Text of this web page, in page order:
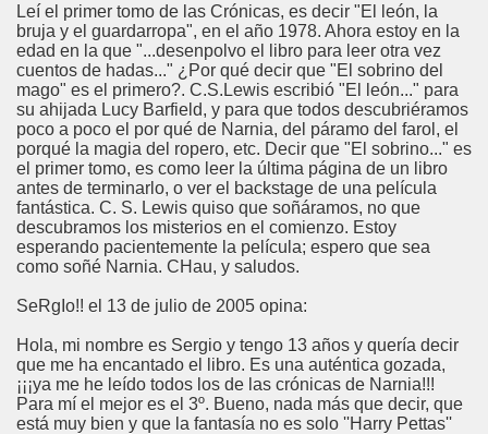
Leí el primer tomo de las Crónicas, es decir "El león, la
bruja y el guardarropa", en el año 1978. Ahora estoy en la
edad en la que "...desenpolvo el libro para leer otra vez
cuentos de hadas..." ¿Por qué decir que "El sobrino del
mago" es el primero?. C.S.Lewis escribió "El león..." para
su ahijada Lucy Barfield, y para que todos descubriéramos
poco a poco el por qué de Narnia, del páramo del farol, el
porqué la magia del ropero, etc. Decir que "El sobrino..." es
el primer tomo, es como leer la última página de un libro
antes de terminarlo, o ver el backstage de una película
fantástica. C. S. Lewis quiso que soñáramos, no que
descubramos los misterios en el comienzo. Estoy
esperando pacientemente la película; espero que sea
como soñé Narnia. CHau, y saludos.
SeRgIo!! el 13 de julio de 2005 opina:
Hola, mi nombre es Sergio y tengo 13 años y quería decir
que me ha encantado el libro. Es una auténtica gozada,
¡¡¡ya me he leído todos los de las crónicas de Narnia!!!
Para mí el mejor es el 3º. Bueno, nada más que decir, que
está muy bien y que la fantasía no es solo ''Harry Pettas''